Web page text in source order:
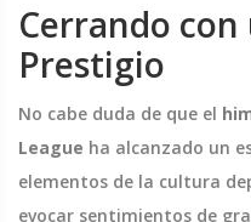
Cerrando
Prestigio
No cabe duda de que el
League ha alcanzado un
elementos de la cultura
evocar sentimientos de